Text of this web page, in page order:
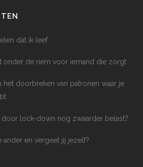
dat ik leef
onder de riem voor iemand die zorgt
het doorbreken van patronen waar je
lock-down nog zwaarder belast?
en vergeet jij jezelf?